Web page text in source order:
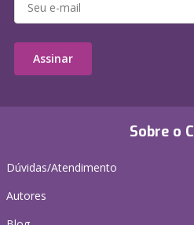
Sobre o
Dúvidas/Atendimento
Autores
Assinar